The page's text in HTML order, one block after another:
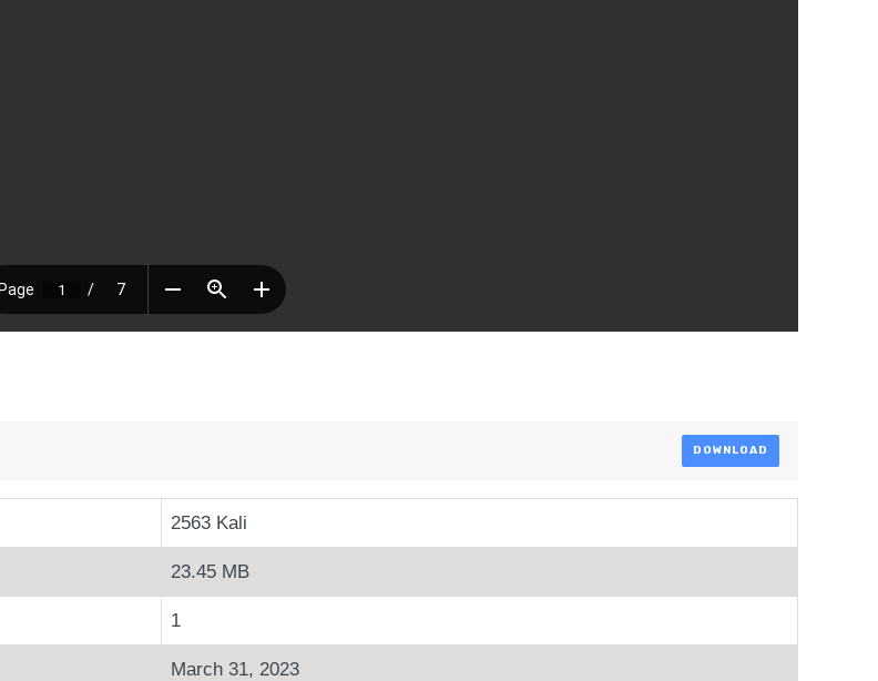
DOWNLOAD
2563 Kali
23.45 MB
1
March 31, 2023